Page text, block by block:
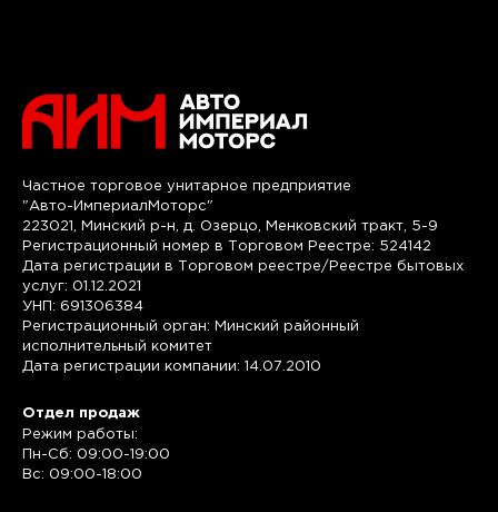
Частное торговое унитарное предприятие
"Авто-ИмпериалМоторс"
223021, Минский р-н, д. Озерцо, Менковский тракт, 5-9
Регистрационный номер в Торговом Реестре: 524142
Дата регистрации в Торговом реестре/Реестре бытовых
услуг: 01.12.2021
УНП: 691306384
Регистрационный орган: Минский районный
исполнительный комитет
Дата регистрации компании: 14.07.2010
Отдел продаж
Режим работы:
Пн-Сб: 09:00-19:00
Вс: 09:00-18:00